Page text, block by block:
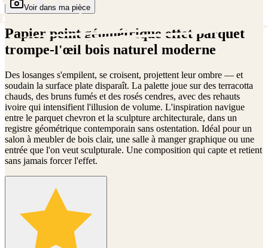
Voir dans ma pièce
Papier peint géométrique effet parquet
trompe-l'œil bois naturel moderne
Des losanges s'empilent, se croisent, projettent leur ombre — et
soudain la surface plate disparaît. La palette joue sur des terracotta
chauds, des bruns fumés et des rosés cendres, avec des rehauts
ivoire qui intensifient l'illusion de volume. L'inspiration navigue
entre le parquet chevron et la sculpture architecturale, dans un
registre géométrique contemporain sans ostentation. Idéal pour un
salon à meubler de bois clair, une salle à manger graphique ou une
entrée que l'on veut sculpturale. Une composition qui capte et retient
sans jamais forcer l'effet.